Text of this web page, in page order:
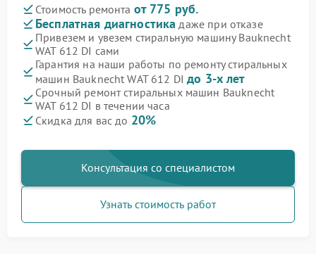
Стоимость ремонта от 775 руб.
Бесплатная диагностика даже при отказе
Привезем и увезем стиральную машину Bauknecht
WAT 612 DI сами
Гарантия на наши работы по ремонту стиральных
машин Bauknecht WAT 612 DIдо 3-х лет
Срочный ремонт стиральных машин Bauknecht
WAT 612 DI в течении часа
Скидка для вас до 20%
Консультация со специалистом
Узнать стоимость работ